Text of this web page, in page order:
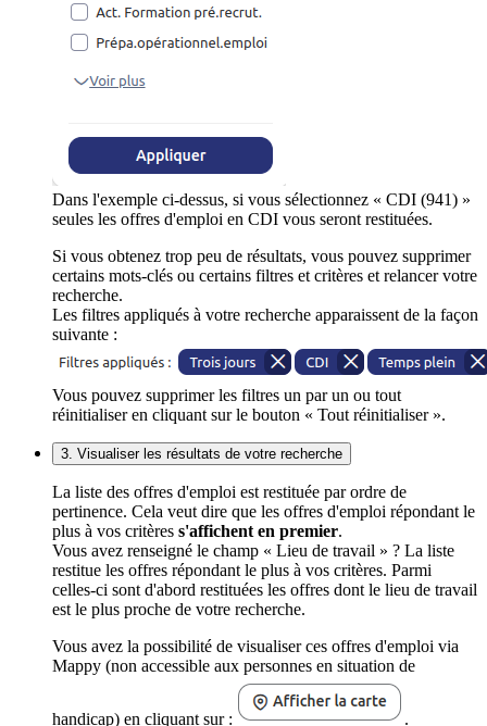
Dans l'exemple ci-dessus, si vous sélectionnez « CDI (941) »
seules les offres d'emploi en CDI vous seront restituées.
Si vous obtenez trop peu de résultats, vous pouvez supprimer
certains mots-clés ou certains filtres et critères et relancer votre
recherche.
Les filtres appliqués à votre recherche apparaissent de la façon
suivante :
Vous pouvez supprimer les filtres un par un ou tout
réinitialiser en cliquant sur le bouton « Tout réinitialiser ».
3. Visualiser les résultats de votre recherche
La liste des offres d'emploi est restituée par ordre de
pertinence. Cela veut dire que les offres d'emploi répondant le
plus à vos critères s'affichent en premier.
Vous avez renseigné le champ « Lieu de travail » ? La liste
restitue les offres répondant le plus à vos critères. Parmi
celles-ci sont d'abord restituées les offres dont le lieu de travail
est le plus proche de votre recherche.
Vous avez la possibilité de visualiser ces offres d'emploi via
Mappy (non accessible aux personnes en situation de
handicap) en cliquant sur : .